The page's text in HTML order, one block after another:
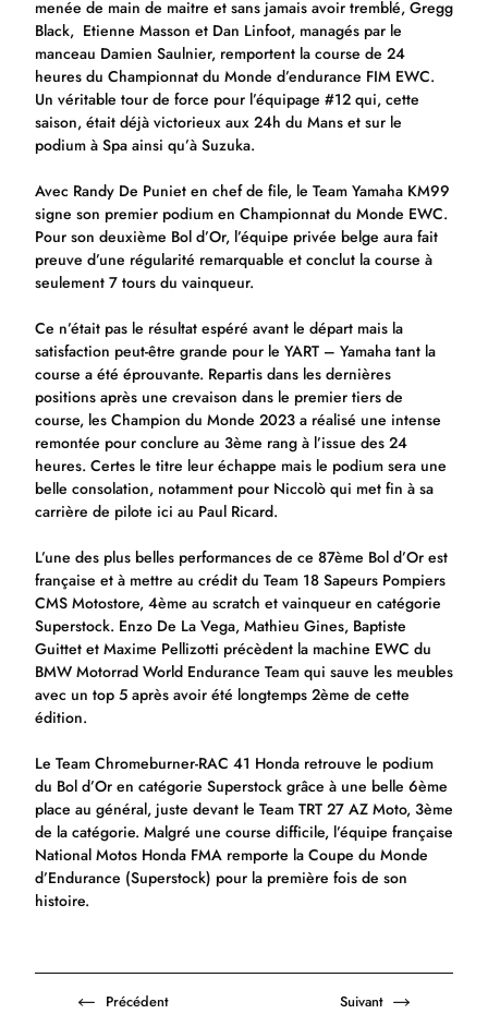
menée de main de maitre et sans jamais avoir tremblé, Gregg
Black, Etienne Masson et Dan Linfoot, managés par le
manceau Damien Saulnier, remportent la course de 24
heures du Championnat du Monde d’endurance FIM EWC.
Un véritable tour de force pour l’équipage #12 qui, cette
saison, était déjà victorieux aux 24h du Mans et sur le
podium à Spa ainsi qu’à Suzuka.
Avec Randy De Puniet en chef de file, le Team Yamaha KM99
signe son premier podium en Championnat du Monde EWC.
Pour son deuxième Bol d’Or, l’équipe privée belge aura fait
preuve d’une régularité remarquable et conclut la course à
seulement 7 tours du vainqueur.
Ce n’était pas le résultat espéré avant le départ mais la
satisfaction peut-être grande pour le YART – Yamaha tant la
course a été éprouvante. Repartis dans les dernières
positions après une crevaison dans le premier tiers de
course, les Champion du Monde 2023 a réalisé une intense
remontée pour conclure au 3ème rang à l’issue des 24
heures. Certes le titre leur échappe mais le podium sera une
belle consolation, notamment pour Niccolò qui met fin à sa
carrière de pilote ici au Paul Ricard.
L’une des plus belles performances de ce 87ème Bol d’Or est
française et à mettre au crédit du Team 18 Sapeurs Pompiers
CMS Motostore, 4ème au scratch et vainqueur en catégorie
Superstock. Enzo De La Vega, Mathieu Gines, Baptiste
Guittet et Maxime Pellizotti précèdent la machine EWC du
BMW Motorrad World Endurance Team qui sauve les meubles
avec un top 5 après avoir été longtemps 2ème de cette
édition.
Le Team Chromeburner-RAC 41 Honda retrouve le podium
du Bol d’Or en catégorie Superstock grâce à une belle 6ème
place au général, juste devant le Team TRT 27 AZ Moto, 3ème
de la catégorie. Malgré une course difficile, l’équipe française
National Motos Honda FMA remporte la Coupe du Monde
d’Endurance (Superstock) pour la première fois de son
histoire.
Précédent Suivant